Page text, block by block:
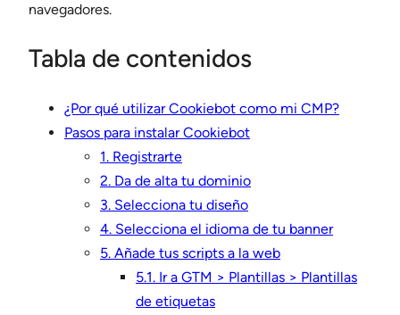
navegadores.
Tabla de contenidos
¿Por qué utilizar Cookiebot como mi CMP?
Pasos para instalar Cookiebot
1. Registrarte
2. Da de alta tu dominio
3. Selecciona tu diseño
4. Selecciona el idioma de tu banner
5. Añade tus scripts a la web
5.1. Ir a GTM > Plantillas > Plantillas
de etiquetas